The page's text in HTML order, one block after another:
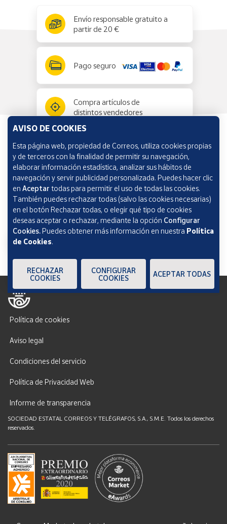
Envío responsable gratuito a
partir de 20 €
Pago seguro
Compra artículos de
distintos vendedores
Información y ayuda
Correos Market
Política de cookies
Aviso legal
Condiciones del servicio
Política de Privacidad Web
Informe de transparencia
SOCIEDAD ESTATAL CORREOS Y TELÉGRAFOS, S.A., S.M.E. Todos los derechos
reservados.
AVISO DE COOKIES
Esta página web, propiedad de Correos, utiliza cookies propias
y de terceros con la finalidad de permitir su navegación,
elaborar información estadística, analizar sus hábitos de
navegación y servir publicidad personalizada. Puedes hacer clic
en Aceptar todas para permitir el uso de todas las cookies.
También puedes rechazar todas (salvo las cookies necesarias)
en el botón Rechazar todas, o elegir qué tipo de cookies
deseas aceptar o rechazar, mediante la opción Configurar
Cookies.Puedes obtener más información en nuestra Política
de Cookies.
RECHAZAR
COOKIES
CONFIGURAR
COOKIES
ACEPTAR TODAS